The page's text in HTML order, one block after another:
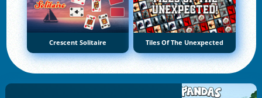
Crescent Solitaire Tiles Of The Unexpected